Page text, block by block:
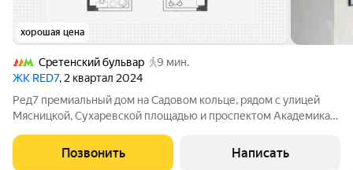
хорошая цена
Сретенский бульвар
9 мин.
ЖК RED7, 2 квартал 2024
Ред7 премиальный дом на Садовом кольце, рядом с улицей
Мясницкой, Сухаревской площадью и проспектом Академика
апартаменты с двумя спальнями в комплексе премиум-класса
Ред7. Апартаменты с чистовой
Позвонить Написать